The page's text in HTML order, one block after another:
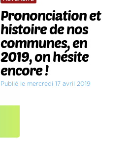
Prononciation et
histoire de nos
communes, en
2019, on hésite
encore !
Publié le mercredi 17 avril 2019